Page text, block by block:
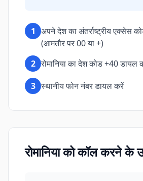
1 अपने देश का अंतर्राष्ट्रीय एक्सेस
(आमतौर पर 00 या +)
2 रोमानिया का देश कोड +40 डायल
3 स्थानीय फोन नंबर डायल करें
रोमानिया को कॉल करने के